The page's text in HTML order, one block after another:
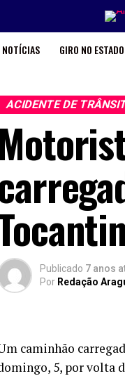
GIRO NO ESTADO
ACIDENTE DE
Publicado 7 anos
Por Redação
caminhão
5, por volta